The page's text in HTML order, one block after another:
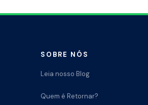
SOBRE NÓS
Leia nosso Blog
Quem é Retornar?